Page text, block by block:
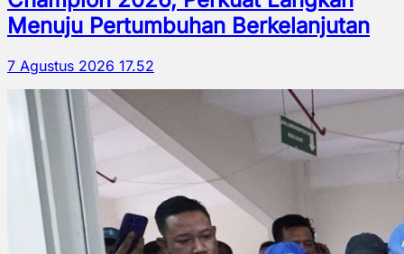
Menuju Pertumbuhan Berkelanjutan
7 Agustus 2026 17.52